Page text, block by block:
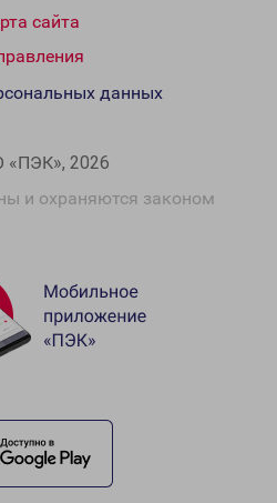
сайта
2026
и охраняются законом
данных